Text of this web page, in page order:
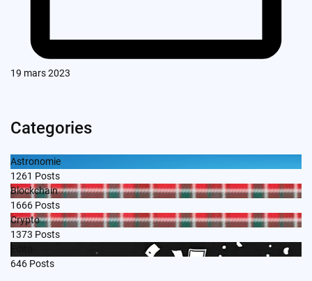
19 mars 2023
Categories
Astronomie
1261 Posts
Blockchain
1666 Posts
Crypto
1373 Posts
646 Posts